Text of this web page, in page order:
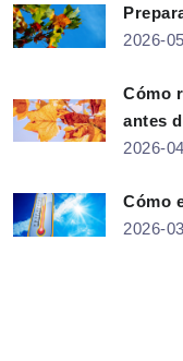
2026-
Cómo
antes
2026-
Cómo
2026-